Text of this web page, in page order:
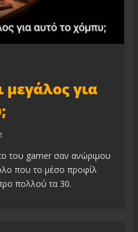
μεγάλος για
του gamer σαν ανώριμου
που το μέσο προφίλ
πολλού τα 30.